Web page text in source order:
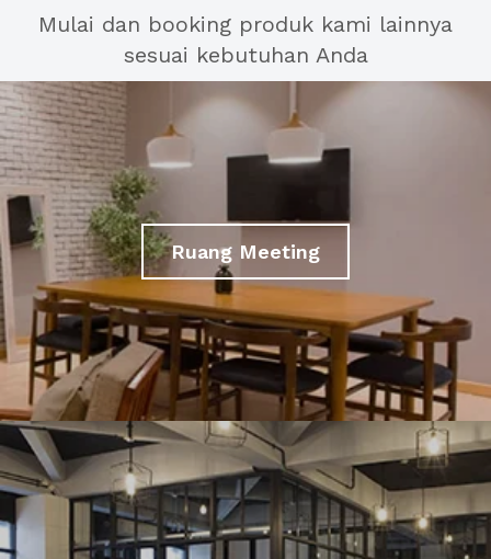
Mulai dan booking produk kami lainnya
sesuai kebutuhan Anda
Ruang Meeting